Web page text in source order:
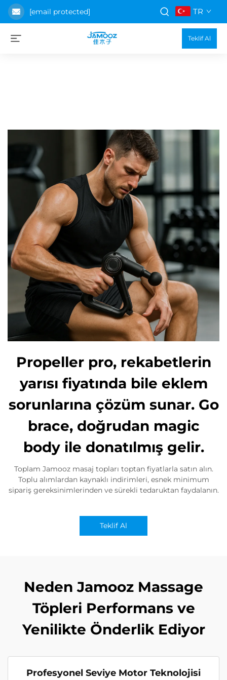
[email protected] TR
Teklif Al
Propeller pro, rekabetlerin
yarısı fiyatında bile eklem
sorunlarına çözüm sunar. Go
brace, doğrudan magic
body ile donatılmış gelir.
Toplam Jamooz masaj topları toptan fiyatlarla satın alın.
Toplu alımlardan kaynaklı indirimleri, esnek minimum
sipariş gereksinimlerinden ve sürekli tedaruktan faydalanın.
Teklif Al
Neden Jamooz Massage
Töpleri Performans ve
Yenilikte Önderlik Ediyor
Profesyonel Seviye Motor Teknolojisi